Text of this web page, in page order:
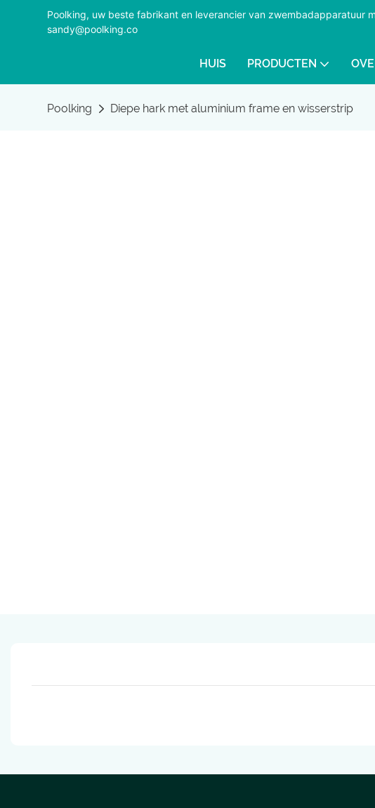
Poolking, uw beste fabrikant en leverancier van zwembadapparatuur
sandy@poolking.co
HUIS PRODUCTEN
Poolking Diepe hark met aluminium frame en wisserstrip